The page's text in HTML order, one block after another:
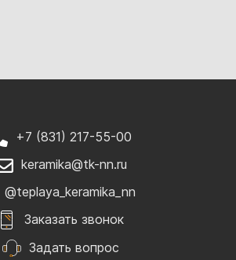
+7 (831) 217-55-00
keramika@tk-nn.ru
@teplaya_keramika_nn
Заказать звонок
Задать вопрос